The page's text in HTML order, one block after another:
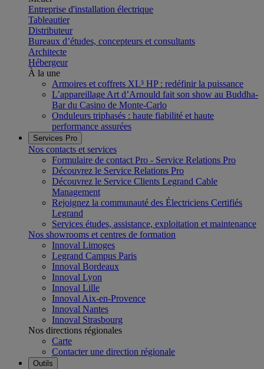
Entreprise d'installation électrique
Tableautier
Distributeur
Bureaux d’études, concepteurs et consultants
Architecte
Hébergeur
À la une
Armoires et coffrets XL³ HP : redéfinir la puissance
L’appareillage Art d’Arnould fait son show au Buddha-
Bar du Casino de Monte-Carlo
Onduleurs triphasés : haute fiabilité et haute
performance assurées
Services Pro
Nos contacts et services
Formulaire de contact Pro - Service Relations Pro
Découvrez le Service Relations Pro
Découvrez le Service Clients Legrand Cable
Management
Rejoignez la communauté des Électriciens Certifiés
Legrand
Services études, assistance, exploitation et maintenance
Nos showrooms et centres de formation
Innoval Limoges
Legrand Campus Paris
Innoval Bordeaux
Innoval Lyon
Innoval Lille
Innoval Aix-en-Provence
Innoval Nantes
Innoval Strasbourg
Nos directions régionales
Carte
Contacter une direction régionale
Outils